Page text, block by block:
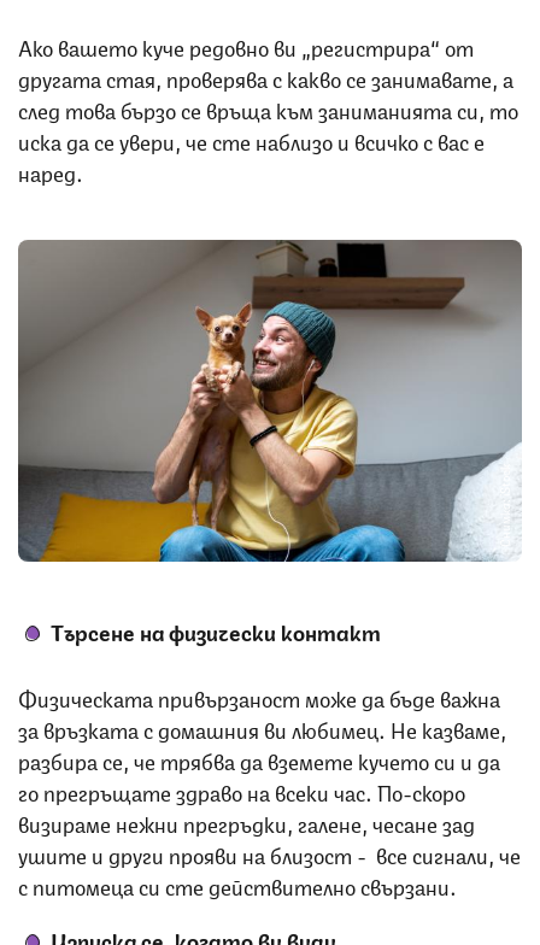
Ако вашето куче редовно ви „регистрира“ от
другата стая, проверява с какво се занимавате, а
след това бързо се връща към заниманията си, то
иска да се увери, че сте наблизо и всичко с вас е
наред.
Снимка: iStock
Търсене на физически контакт
Физическата привързаност може да бъде важна
за връзката с домашния ви любимец. Не казваме,
разбира се, че трябва да вземете кучето си и да
го прегръщате здраво на всеки час. По-скоро
визираме нежни прегръдки, галене, чесане зад
ушите и други прояви на близост - все сигнали, че
с питомеца си сте действително свързани.